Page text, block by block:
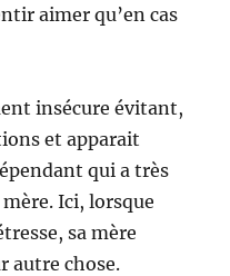
aimer qu’en cas
insécure évitant,
et apparait
qui a très
Ici, lorsque
sa mère
autre chose.